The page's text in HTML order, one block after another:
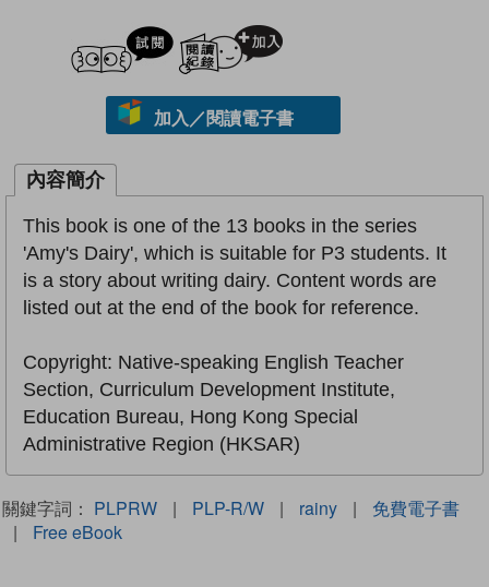
試閲
加入／閱讀電子書
內容簡介
This book is one of the 13 books in the series
'Amy's Dairy', which is suitable for P3 students. It
is a story about writing dairy. Content words are
listed out at the end of the book for reference.
Copyright: Native-speaking English Teacher
Section, Curriculum Development Institute,
Education Bureau, Hong Kong Special
Administrative Region (HKSAR)
關鍵字詞： PLPRW | PLP-R/W | rainy |
免費電子書
|
Free eBook